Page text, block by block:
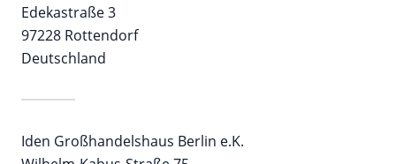
Edekastraße 3
97228 Rottendorf
Deutschland
Iden Großhandelshaus Berlin e.K.